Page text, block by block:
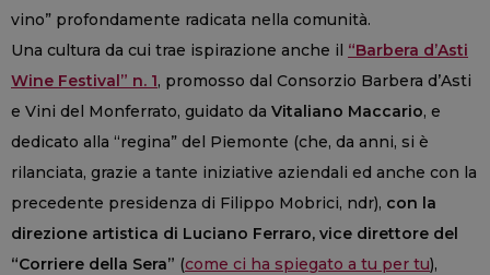
vino” profondamente radicata nella comunità.
Una cultura da cui trae ispirazione anche il “Barbera d’Asti
Wine Festival” n. 1, promosso dal Consorzio Barbera d’Asti
e Vini del Monferrato, guidato da Vitaliano Maccario, e
dedicato alla “regina” del Piemonte (che, da anni, si è
rilanciata, grazie a tante iniziative aziendali ed anche con la
precedente presidenza di Filippo Mobrici, ndr), con la
direzione artistica di Luciano Ferraro, vice direttore del
“Corriere della Sera” (come ci ha spiegato a tu per tu),